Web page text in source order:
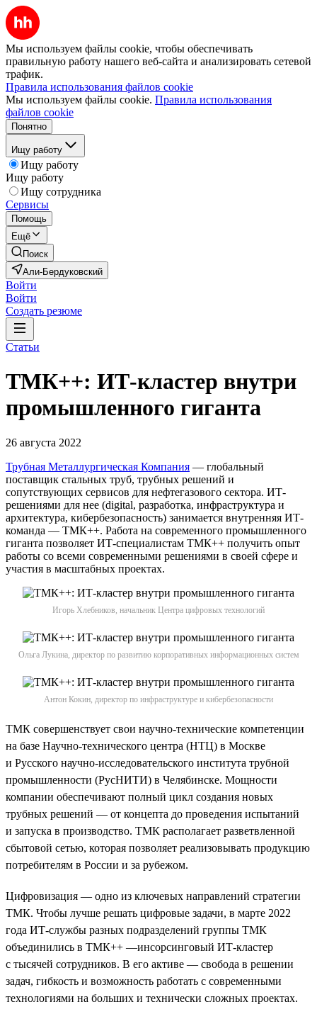
Мы используем файлы cookie, чтобы обеспечивать
правильную работу нашего веб-сайта и анализировать сетевой
трафик.
Правила использования файлов cookie
Мы используем файлы cookie. Правила использования
файлов cookie
Понятно
Ищу работу
Ищу работу
Ищу работу
Ищу сотрудника
Сервисы
Помощь
Ещё
Поиск
Али-Бердуковский
Войти
Войти
Создать резюме
Статьи
ТМК++: ИТ-кластер внутри
промышленного гиганта
26 августа 2022
Трубная Металлургическая Компания — глобальный
поставщик стальных труб, трубных решений и
сопутствующих сервисов для нефтегазового сектора. ИТ-
решениями для нее (digital, разработка, инфраструктура и
архитектура, кибербезопасность) занимается внутренняя ИТ-
команда — ТМК++. Работа на современного промышленного
гиганта позволяет ИТ-специалистам ТМК++ получить опыт
работы со всеми современными решениями в своей сфере и
участия в масштабных проектах.
Игорь Хлебников, начальник Центра цифровых технологий
Ольга Лукина, директор по развитию корпоративных информационных систем
Антон Кокин, директор по инфраструктуре и кибербезопасности
ТМК совершенствует свои научно-технические компетенции
на базе Научно-технического центра (НТЦ) в Москве
и Русского научно-исследовательского института трубной
промышленности (РусНИТИ) в Челябинске. Мощности
компании обеспечивают полный цикл создания новых
трубных решений — от концепта до проведения испытаний
и запуска в производство. ТМК располагает разветвленной
сбытовой сетью, которая позволяет реализовывать продукцию
потребителям в России и за рубежом.
Цифровизация — одно из ключевых направлений стратегии
ТМК. Чтобы лучше решать цифровые задачи, в марте 2022
года ИТ-службы разных подразделений группы ТМК
объединились в ТМК++ —инсорсинговый ИТ-кластер
с тысячей сотрудников. В его активе — свобода в решении
задач, гибкость и возможность работать с современными
технологиями на больших и технически сложных проектах.